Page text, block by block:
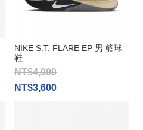
NIKE S.T. FLARE EP 男 籃球
鞋
NT$4,000
NT$3,600